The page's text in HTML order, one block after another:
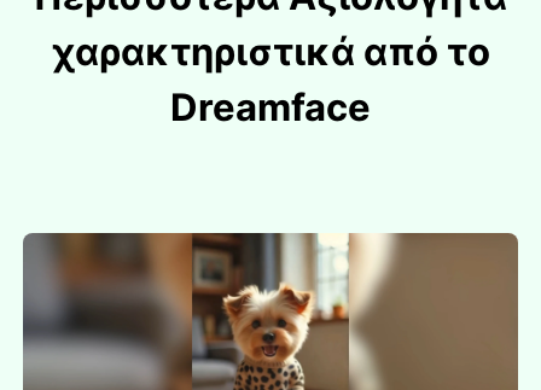
χαρακτηριστικά από το
Dreamface